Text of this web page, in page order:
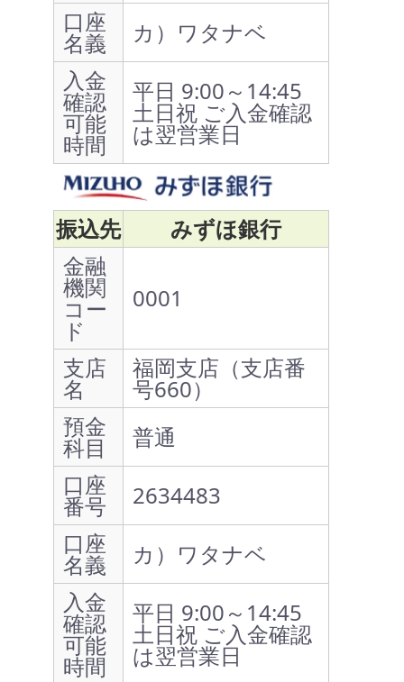
口座
名義
カ）ワタナベ
入金
確認
可能
時間
平日 9:00～14:45
土日祝 ご入金確認
は翌営業日
振込先
みずほ銀行
金融
機関
コー
ド
0001
支店
名
福岡支店（支店番
号660）
預金
科目
普通
口座
番号
2634483
口座
名義
カ）ワタナベ
入金
確認
可能
時間
平日 9:00～14:45
土日祝 ご入金確認
は翌営業日